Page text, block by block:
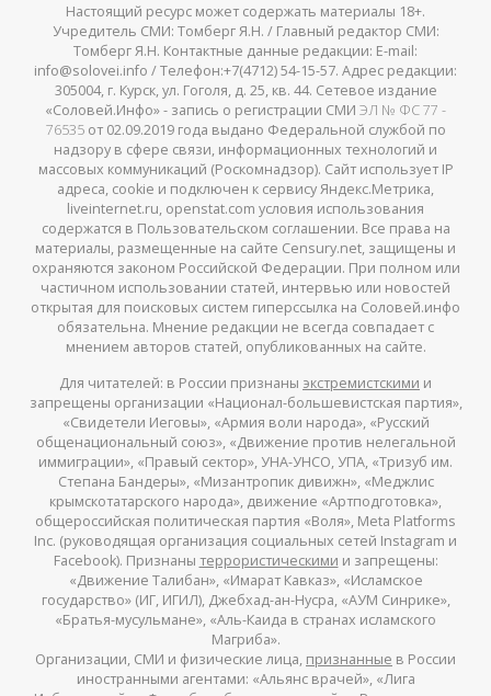
Настоящий ресурс может содержать материалы 18+.
Учредитель СМИ: Томберг Я.Н. / Главный редактор СМИ:
Томберг Я.Н. Контактные данные редакции: E-mail:
info@solovei.info / Телефон:+7(4712) 54-15-57. Адрес редакции:
305004, г. Курск, ул. Гоголя, д. 25, кв. 44. Сетевое издание
«Соловей.Инфо» - запись о регистрации СМИ ЭЛ № ФС 77 -
76535от 02.09.2019 года выдано Федеральной службой по
надзору в сфере связи, информационных технологий и
массовых коммуникаций (Роскомнадзор). Сайт использует IP
адреса, cookie и подключен к сервису Яндекс.Метрика,
liveinternet.ru, openstat.com условия использования
содержатся в Пользовательском соглашении. Все права на
материалы, размещенные на сайте Censury.net, защищены и
охраняются законом Российской Федерации. При полном или
частичном использовании статей, интервью или новостей
открытая для поисковых систем гиперссылка на Соловей.инфо
обязательна. Мнение редакции не всегда совпадает с
мнением авторов статей, опубликованных на сайте.
Для читателей: в России признаны экстремистскими и
запрещены организации «Национал-большевистская партия»,
«Свидетели Иеговы», «Армия воли народа», «Русский
общенациональный союз», «Движение против нелегальной
иммиграции», «Правый сектор», УНА-УНСО, УПА, «Тризуб им.
Степана Бандеры», «Мизантропик дивижн», «Меджлис
крымскотатарского народа», движение «Артподготовка»,
общероссийская политическая партия «Воля», Meta Platforms
Inc. (руководящая организация социальных сетей Instagram и
Facebook). Признаны террористическими и запрещены:
«Движение Талибан», «Имарат Кавказ», «Исламское
государство» (ИГ, ИГИЛ), Джебхад-ан-Нусра, «АУМ Синрике»,
«Братья-мусульмане», «Аль-Каида в странах исламского
Магриба».
Организации, СМИ и физические лица, признанные в России
иностранными агентами: «Альянс врачей», «Лига